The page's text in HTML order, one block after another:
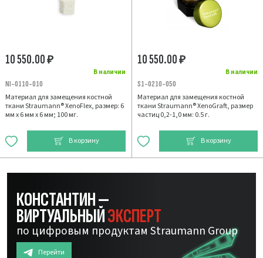
В наличии
10 550.00₽
NI-0110-010
Материал для замещения костной
ткани Straumann® XenoFlex, размер: 6
мм х 6 мм х 6 мм; 100 мг.
В корзину
В наличии
10 550.00₽
S1-0210-050
Материал для замещения костной
ткани Straumann® XenoGraft, размер
частиц 0,2-1,0 мм: 0.5 г.
В корзину
КОНСТАНТИН —
ВИРТУАЛЬНЫЙЭКСПЕРТ
по цифровым продуктам Straumann Group
Перейти